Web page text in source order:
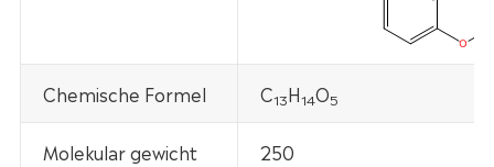
Chemische Formel C13H14O5
Molekular gewicht 250